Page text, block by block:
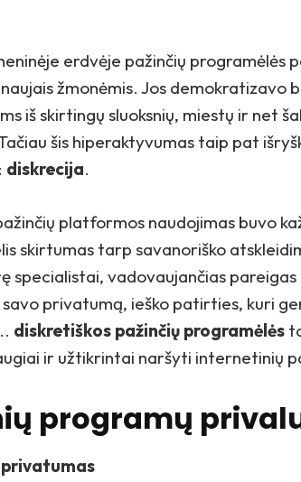
erdvėje pažinčių programėlės
žmonėmis. Jos demokratizavo
iš skirtingų sluoksnių, miestų ir net
šis hiperaktyvumas taip pat
diskrecija.
platformos naudojimas buvo
skirtumas tarp savanoriško
specialistai, vadovaujančias
privatumą, ieško patirties, kuri
diskretiškos pažinčių programėlės
ir užtikrintai naršyti internetinių
programų